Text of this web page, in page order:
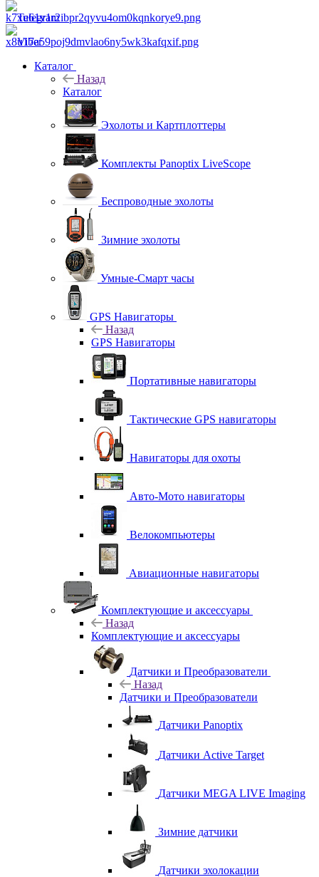
Telegram
Viber
Каталог
Назад
Каталог
Эхолоты и Картплоттеры
Комплекты Panoptix LiveScope
Беспроводные эхолоты
Зимние эхолоты
Умные-Смарт часы
GPS Навигаторы
Назад
GPS Навигаторы
Портативные навигаторы
Тактические GPS навигаторы
Навигаторы для охоты
Авто-Мото навигаторы
Велокомпьютеры
Авиационные навигаторы
Комплектующие и аксессуары
Назад
Комплектующие и аксессуары
Датчики и Преобразователи
Назад
Датчики и Преобразователи
Датчики Panoptix
Датчики Active Target
Датчики MEGA LIVE Imaging
Зимние датчики
Датчики эхолокации